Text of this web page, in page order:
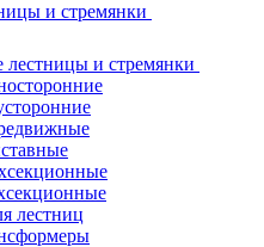
и стремянки
и стремянки
лестниц